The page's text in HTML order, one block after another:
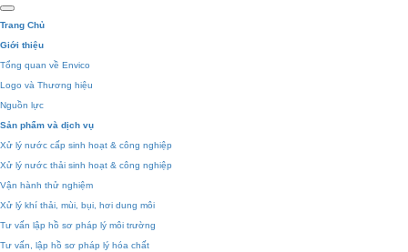
kiếm:
Trang Chủ
Giới thiệu
Tổng quan về Envico
Logo và Thương hiệu
Nguồn lực
Sản phẩm và dịch vụ
Xử lý nước cấp sinh hoạt & công nghiệp
Xử lý nước thải sinh hoạt & công nghiệp
Vận hành thử nghiệm
Xử lý khí thải, mùi, bụi, hơi dung môi
Tư vấn lập hồ sơ pháp lý môi trường
Tư vấn, lập hồ sơ pháp lý hóa chất